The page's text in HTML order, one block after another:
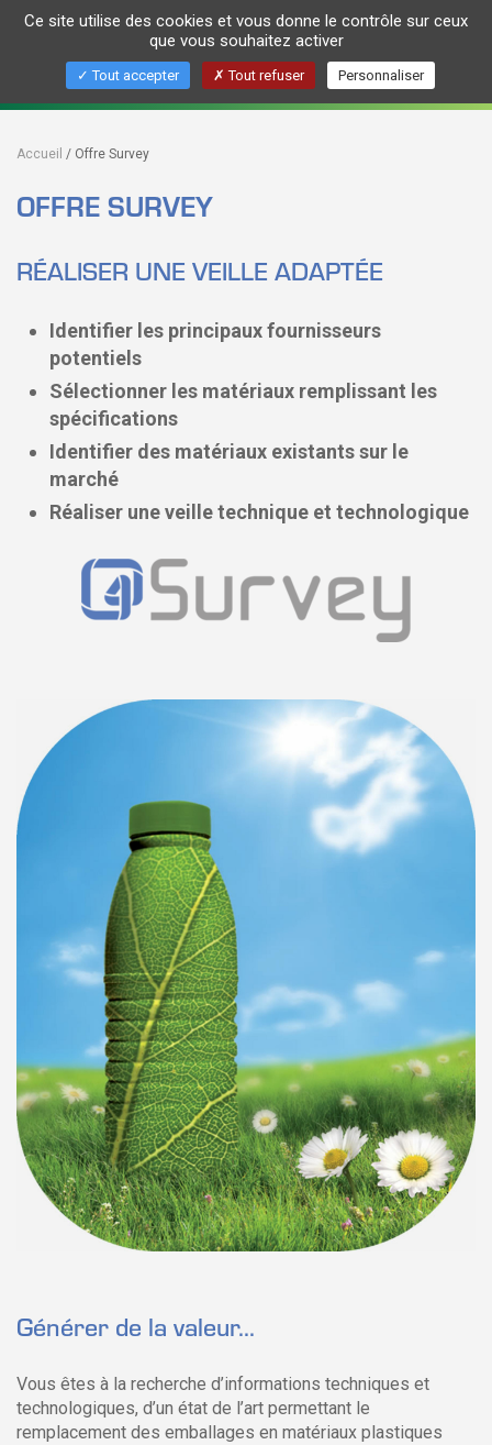
Pour des emballages biosourcés et recyclés
For resourced and recylcable packaging
Accueil Offre Survey
OFFRE SURVEY
RÉALISER UNE VEILLE ADAPTÉE
Identifier les principaux fournisseurs
potentiels
Sélectionner les matériaux remplissant les
spécifications
Identifier des matériaux existants sur le
marché
Réaliser une veille technique et technologique
Générer de la valeur...
Vous êtes à la recherche d’informations techniques et
technologiques, d’un état de l’art permettant le
remplacement des emballages en matériaux plastiques
Ce site utilise des cookies et vous donne le contrôle sur ceux
que vous souhaitez activer
Tout accepter Tout refuser Personnaliser